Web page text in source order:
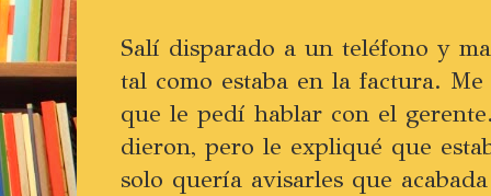
Salí disparado a un teléfono y
tal como estaba en la factura.
que le pedí hablar con el
dieron, pero le expliqué que
solo quería avisarles que